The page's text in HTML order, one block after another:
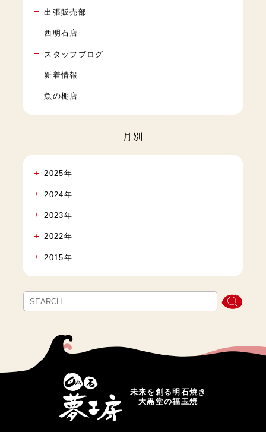
出張販売部
西明石店
スタッフブログ
新着情報
魚の棚店
月別
2025年
2024年
2023年
2022年
2015年
未来を創る明石焼き
大黒堂の福玉焼